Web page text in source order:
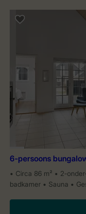
6-persoons
Circa 86 m² 2-
badkamer
Sauna